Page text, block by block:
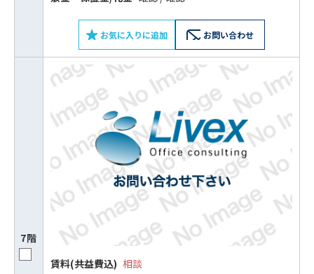
お気に入りに追加 お問い合わせ
7階
賃料(共益費込) 相談